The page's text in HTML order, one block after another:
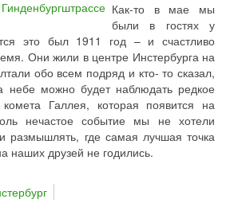
Как-то в мае мы
были в гостях у
это был 1911 год – и счастливо
Они жили в центре Инстербурга на
обо всем подряд и кто- то сказал,
небе можно будет наблюдать редкое
Галлея, которая появится на
нечастое событие мы не хотели
размышлять, где самая лучшая точка
наших друзей не годились.